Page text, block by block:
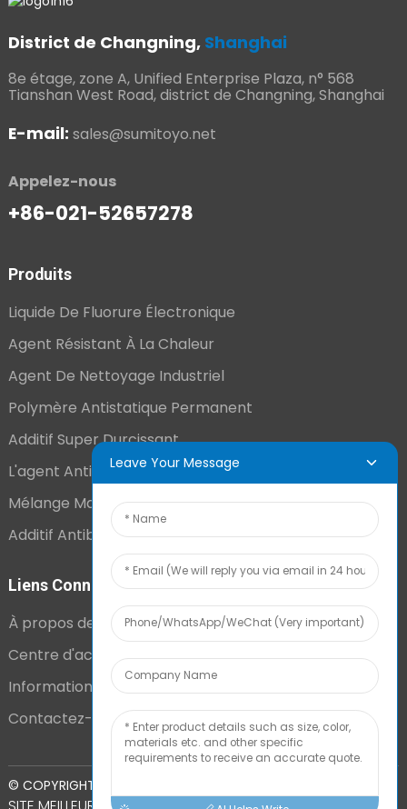
District de Changning, Shanghai
8e étage, zone A, Unified Enterprise Plaza, n° 568
Tianshan West Road, district de Changning, Shanghai
E-mail: sales@sumitoyo.net
Appelez-nous
+86-021-52657278
Produits
Liquide De Fluorure Électronique
Agent Résistant À La Chaleur
Agent De Nettoyage Industriel
Polymère Antistatique Permanent
Additif Super Durcissant
L'agent Antistatique Longue Durée
Mélange Maître VCI
Additif Antibuée Ajouté En Interne
Liens Connexes
À propos de nous
Centre d'actualités
Informations techniques
Contactez-nous
© COPYRIGHT - 2010-2024 : TOUS DROITS RÉSERVÉS.
Leave Your Message